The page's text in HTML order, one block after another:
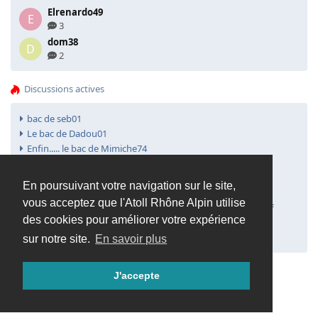
En poursuivant votre navigation sur le site,
vous acceptez que l'Atoll Rhône Alpin utilise
des cookies pour améliorer votre expérience
sur notre site. En savoir plus
J'accepte
E
Elrenardo49
3
D
dom38
2
Discussions actives
bac de seb01
Le bac de Dadou01
Enfin..... le bac de Mimiche74
Bourse de Grenoble
Un nouveau :-) tout petit 125L
Bourse aquariophile récifale et eau douce de lyon : Objectif
Septembre 2008
Nouveau récifaliste